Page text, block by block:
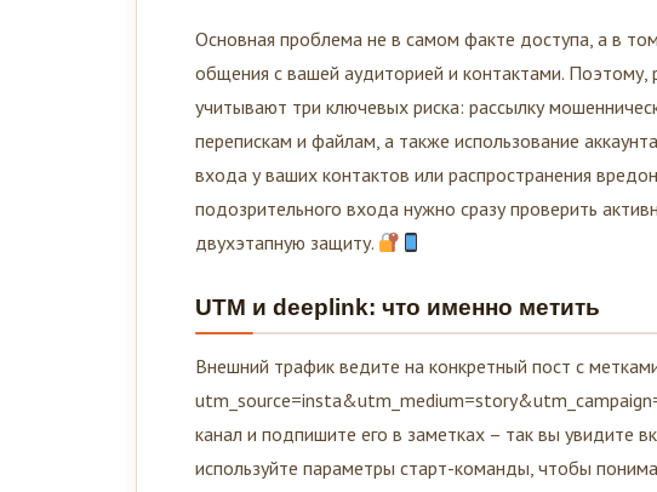
Основная проблема не в самом факте доступа, а в
общения с вашей аудиторией и контактами. Поэтому,
учитывают три ключевых риска: рассылку
перепискам и файлам, а также использование
входа у ваших контактов или распространения
подозрительного входа нужно сразу проверить
двухэтапную защиту.
UTM и deeplink: что именно метить
Внешний трафик ведите на конкретный пост с
канал и подпишите его в заметках – так вы увидите
используйте параметры старт-команды, чтобы